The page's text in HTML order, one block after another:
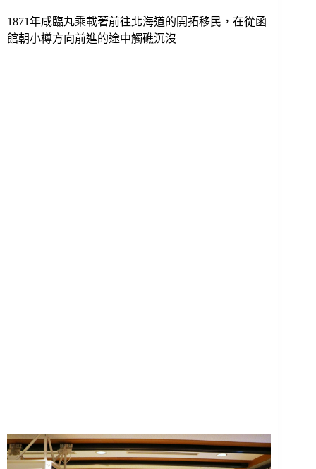
1871年咸臨丸乘載著前往北海道的開拓移民，在從函
館朝小樽方向前進的途中觸礁沉沒